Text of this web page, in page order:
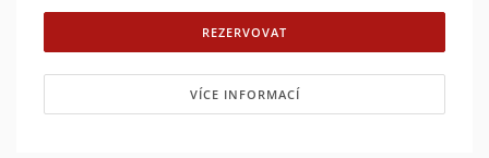
REZERVOVAT
VÍCE INFORMACÍ